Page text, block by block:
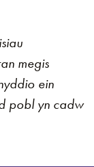
megis
ein
pobl yn cadw